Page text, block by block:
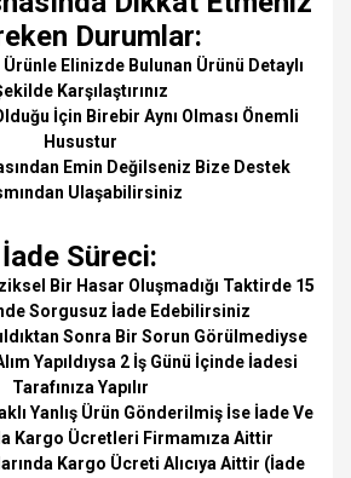
Durumlar:
Elinizde Bulunan Ürünü Detaylı
Karşılaştırınız
İçin Birebir Aynı Olması Önemli
Husustur
Emin Değilseniz Bize Destek
Ulaşabilirsiniz
İade Süreci:
Bir Hasar Oluşmadığı Taktirde 15
Sorgusuz İade Edebilirsiniz
Sonra Bir Sorun Görülmediyse
Yapıldıysa 2 İş Günü İçinde İadesi
Tarafınıza Yapılır
Yanlış Ürün Gönderilmiş İse İade Ve
Kargo Ücretleri Firmamıza Aittir
Kargo Ücreti Alıcıya Aittir (İade